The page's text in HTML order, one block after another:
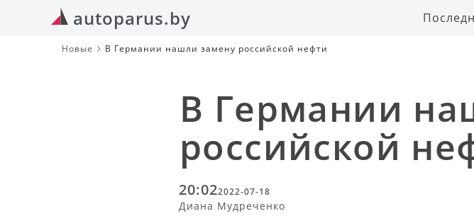
autoparus.by
Новые В Германии нашли замену российской нефти
В Германии
российской
20:022022-07-18
Диана Мудреченко